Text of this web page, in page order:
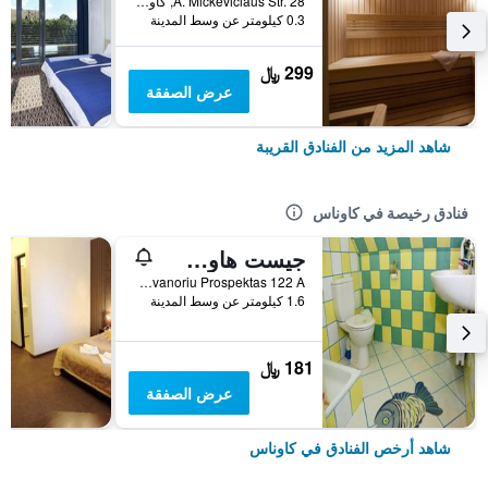
0.3 كيلومتر عن وسط المدينة
299 ﷼
عرض الصفقة
شاهد المزيد من الفنادق القريبة
فنادق رخيصة في كاوناس
جيست هاوس إل تي
Savanoriu Prospektas 122 A, كاوناس, ليتوانيا
1.6 كيلومتر عن وسط المدينة
181 ﷼
عرض الصفقة
شاهد أرخص الفنادق في كاوناس